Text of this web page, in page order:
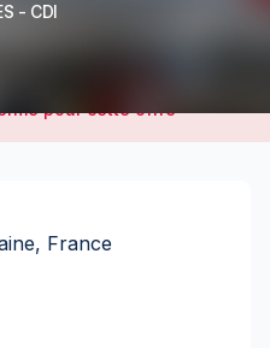
- CDI
pour cette offre
France